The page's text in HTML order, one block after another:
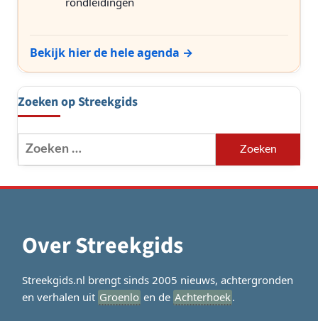
Bekijk hier de hele agenda →
Zoeken op Streekgids
Zoeken
naar:
Over Streekgids
Streekgids.nl brengt sinds 2005 nieuws, achtergronden
en verhalen uit Groenlo en de Achterhoek.